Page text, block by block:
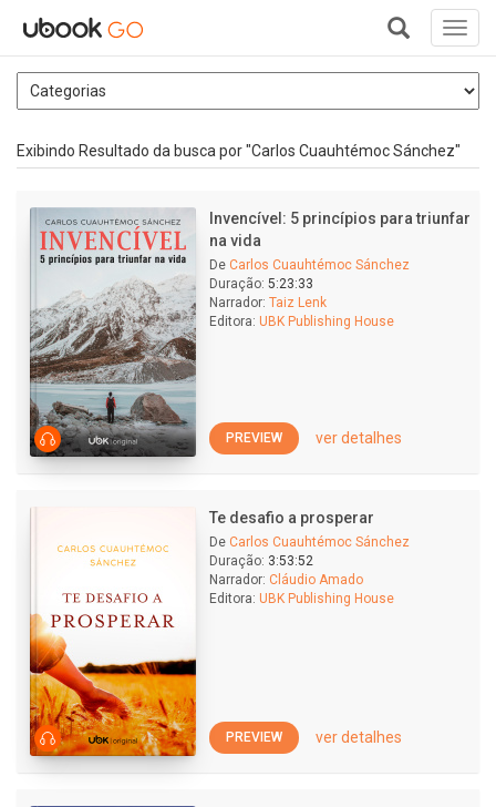
+
Exibindo Resultado da busca por "Carlos Cuauhtémoc Sánchez"
Invencível: 5 princípios para triunfar
na vida
De Carlos Cuauhtémoc Sánchez
Duração: 5:23:33
Narrador: Taiz Lenk
Editora: UBK Publishing House
PREVIEW ver detalhes
Te desafio a prosperar
De Carlos Cuauhtémoc Sánchez
Duração: 3:53:52
Narrador: Cláudio Amado
Editora: UBK Publishing House
PREVIEW ver detalhes